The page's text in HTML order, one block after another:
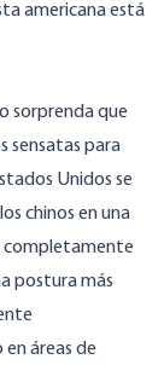
americana está
sorprenda que
sensatas para
Unidos se
chinos en una
completamente
postura más
áreas de